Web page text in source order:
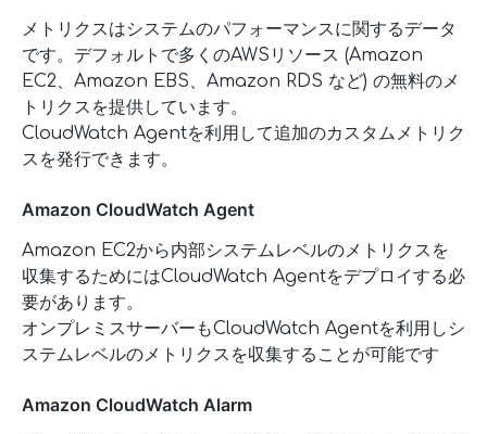
メトリクスはシステムのパフォーマンスに関するデータ
です。デフォルトで多くのAWSリソース (Amazon
EC2、Amazon EBS、Amazon RDS など) の無料のメ
トリクスを提供しています。
CloudWatch Agentを利用して追加のカスタムメトリク
スを発行できます。
Amazon CloudWatch Agent
Amazon EC2から内部システムレベルのメトリクスを
収集するためにはCloudWatch Agentをデプロイする必
要があります。
オンプレミスサーバーもCloudWatch Agentを利用しシ
ステムレベルのメトリクスを収集することが可能です
Amazon CloudWatch Alarm